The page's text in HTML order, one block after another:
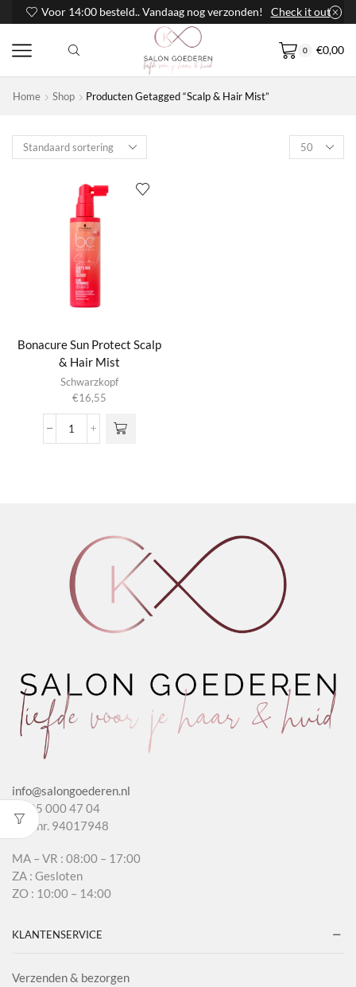
Voor 14:00 besteld.. Vandaag nog verzonden! Check it out
0 €0,00
Home Shop Producten Getagged “Scalp & Hair Mist”
Products
per
Bonacure Sun Protect Scalp
& Hair Mist
Schwarzkopf
€16,55
Bonacure
aantal
info@salongoederen.nl
T 085 000 47 04
KvK nr. 94017948
MA – VR : 08:00 – 17:00
ZA : Gesloten
ZO : 10:00 – 14:00
KLANTENSERVICE
Verzenden & bezorgen